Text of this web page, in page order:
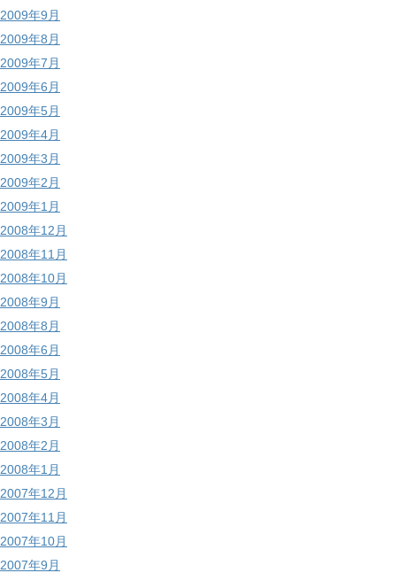
2009年9月
2009年8月
2009年7月
2009年6月
2009年5月
2009年4月
2009年3月
2009年2月
2009年1月
2008年12月
2008年11月
2008年10月
2008年9月
2008年8月
2008年6月
2008年5月
2008年4月
2008年3月
2008年2月
2008年1月
2007年12月
2007年11月
2007年10月
2007年9月